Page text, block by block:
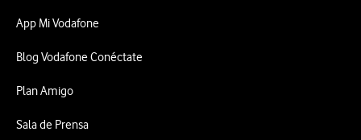
App Mi Vodafone
Blog Vodafone Conéctate
Plan Amigo
Sala de Prensa